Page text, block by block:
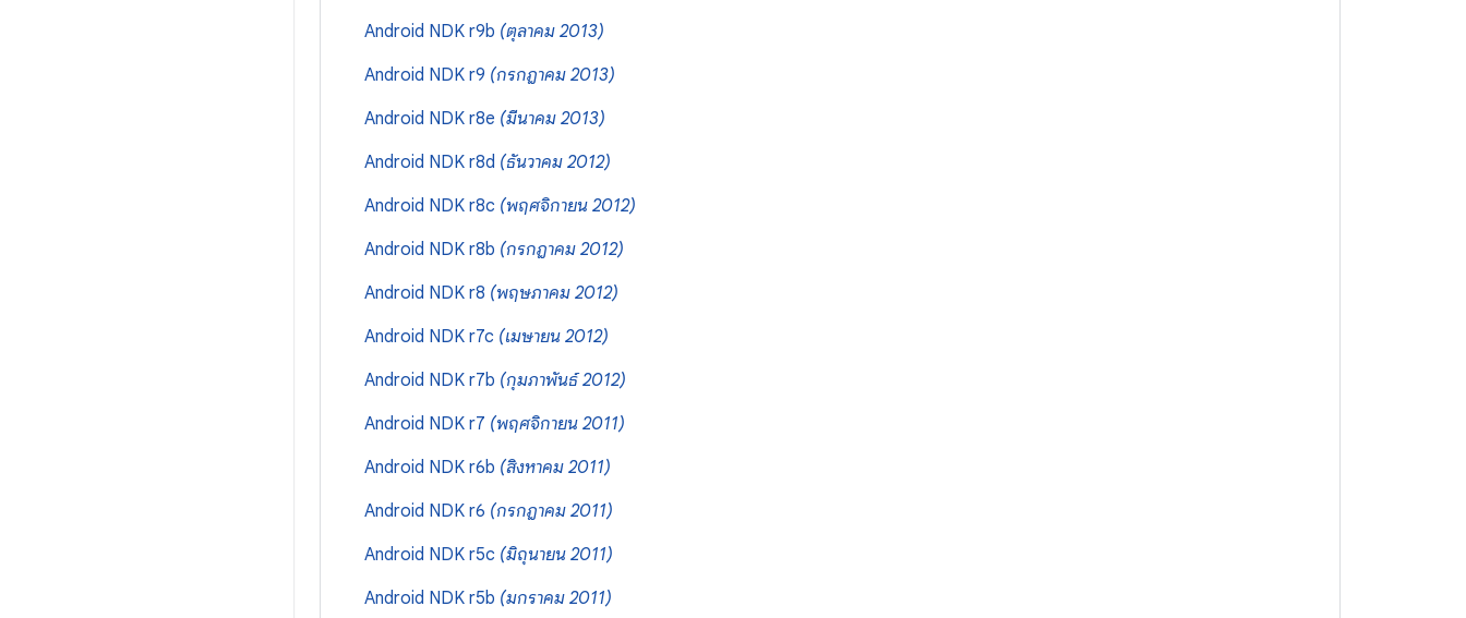
Android NDK r9b (ตุลาคม 2013)
Android NDK r9 (กรกฎาคม 2013)
Android NDK r8e (มีนาคม 2013)
Android NDK r8d (ธันวาคม 2012)
Android NDK r8c (พฤศจิกายน 2012)
Android NDK r8b (กรกฎาคม 2012)
Android NDK r8 (พฤษภาคม 2012)
Android NDK r7c (เมษายน 2012)
Android NDK r7b (กุมภาพันธ์ 2012)
Android NDK r7 (พฤศจิกายน 2011)
Android NDK r6b (สิงหาคม 2011)
Android NDK r6 (กรกฎาคม 2011)
Android NDK r5c (มิถุนายน 2011)
Android NDK r5b (มกราคม 2011)